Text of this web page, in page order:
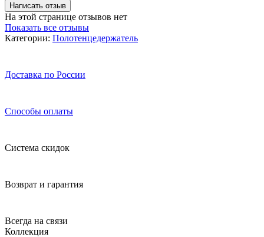
Написать отзыв
На этой странице отзывов нет
Показать все отзывы
Категории: Полотенцедержатель
Доставка по России
Способы оплаты
Система скидок
Возврат и гарантия
Всегда на связи
Коллекция